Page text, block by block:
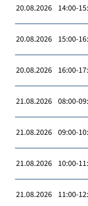
20.08.2026 14:00-
20.08.2026 15:00-
20.08.2026 16:00-
21.08.2026 08:00-
21.08.2026 09:00-
21.08.2026 10:00-
21.08.2026 11:00-